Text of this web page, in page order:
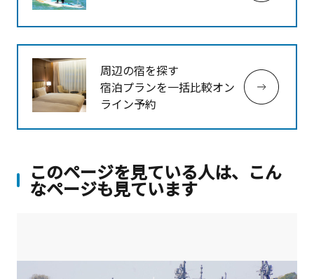
周辺の宿を探す
宿泊プランを一括比較オン
ライン予約
このページを見ている人は、こん
なページも見ています